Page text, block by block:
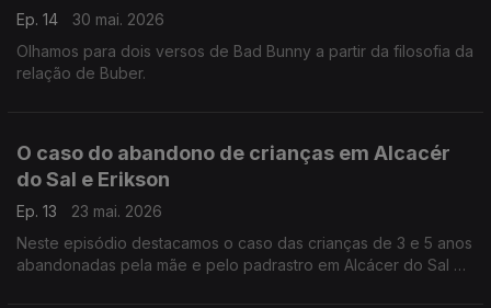
Ep. 14
30 mai. 2026
Olhamos para dois versos de Bad Bunny a partir da filosofia da
relação de Buber.
O caso do abandono de crianças em Alcacér
do Sal e Erikson
Ep. 13
23 mai. 2026
Neste episódio destacamos o caso das crianças de 3 e 5 anos
abandonadas pela mãe e pelo padrastro em Alcácer do Sal e